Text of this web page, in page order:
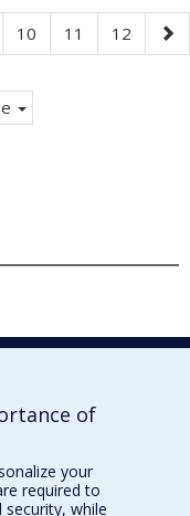
Page
10 Page
11 Page
12
de
of
your
required to
security, while